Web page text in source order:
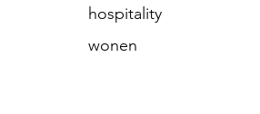
hospitality
wonen